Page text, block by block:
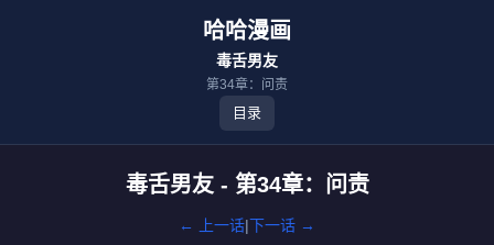
哈哈漫画
毒舌男友
第34章：问责
目录
毒舌男友 - 第34章：问责
← 上一话|下一话 →